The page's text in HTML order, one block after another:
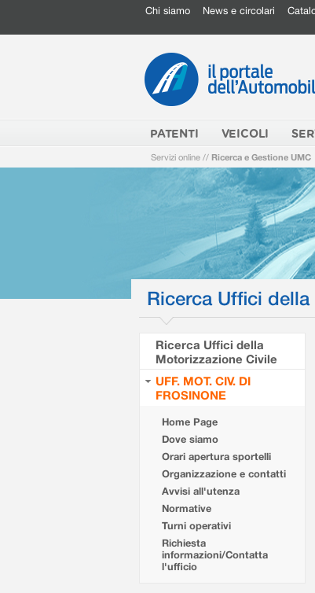
Chi siamo News e circolari
PATENTI VEICOLI
Servizi online // Ricerca e Gestione UMC
Ricerca Uffici
Ricerca Uffici della
Motorizzazione Civile
UFF. MOT. CIV. DI
FROSINONE
Home Page
Dove siamo
Orari apertura sportelli
Organizzazione e contatti
Avvisi all'utenza
Normative
Turni operativi
Richiesta
informazioni/Contatta
l'ufficio